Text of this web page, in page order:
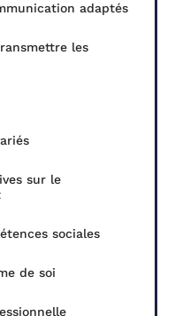
adaptés
les
sur le
sociales
de soi